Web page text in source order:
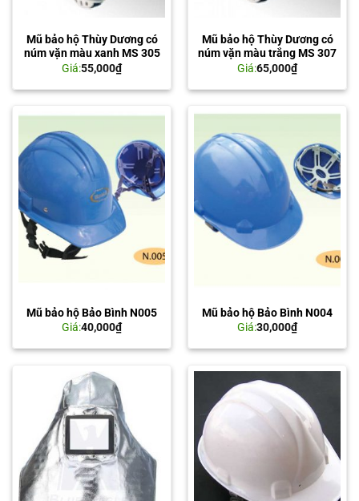
Mũ bảo hộ Thùy Dương có
núm vặn màu xanh MS 305
Giá:55,000₫
Mũ bảo hộ Thùy Dương có
núm vặn màu trắng MS 307
Giá:65,000₫
Mũ bảo hộ Bảo Bình N005
Giá:40,000₫
Mũ bảo hộ Bảo Bình N004
Giá:30,000₫